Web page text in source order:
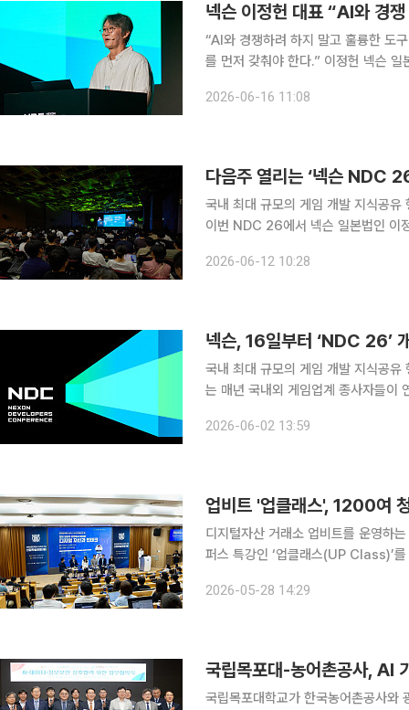
넥슨 이정헌 대표 “AI와 경
“AI와 경쟁하려 하지 말고 훌륭한 도
를 먼저 갖춰야 한다.” 이정헌 넥슨 일본법인 대표가 16일 개최된 국내 최대 게임 산업 지식 공유 행
을 제로에 가깝게 낮추는 창작과 연산
2026-06-16 11:08
다음주 열리는 ‘넥슨 NDC
국내 최대 규모의 게임 개발 지식공유
이번 NDC 26에서 넥슨 일본법인 이
(IP), 블록체인 트렌드, 글로벌 사례까
2026-06-12 10:28
국내 최대 규모의 게임 개발 지식공
는 매년 국내외 게임업계 종사자들이
이정헌 대표의 환영사를 시작으로 게
2026-06-02 13:59
업비트 '업클래스', 1200여
디지털자산 거래소 업비트를 운영하
퍼스 특강인 ‘업클래스(UP Class)’
다. 업비트 업클래스는 ‘기술 중심의
2026-05-28 14:29
국립목포대-농어촌공사, AI
국립목포대학교가 한국농어촌공사와